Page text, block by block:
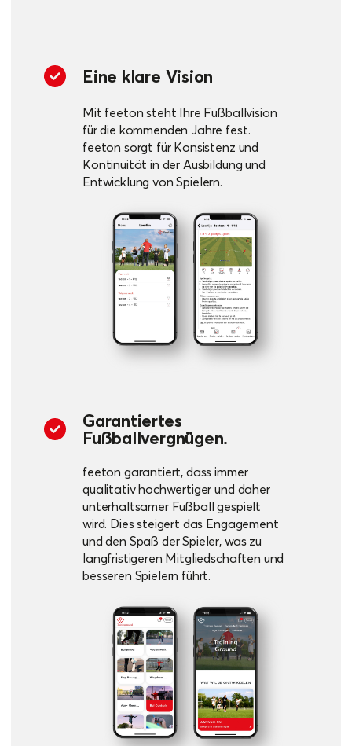
Eine klare Vision
Mit feeton steht Ihre Fußballvision
für die kommenden Jahre fest.
feeton sorgt für Konsistenz und
Kontinuität in der Ausbildung und
Entwicklung von Spielern.
Garantiertes
Fußballvergnügen.
feeton garantiert, dass immer
qualitativ hochwertiger und daher
unterhaltsamer Fußball gespielt
wird. Dies steigert das Engagement
und den Spaß der Spieler, was zu
langfristigeren Mitgliedschaften und
besseren Spielern führt.